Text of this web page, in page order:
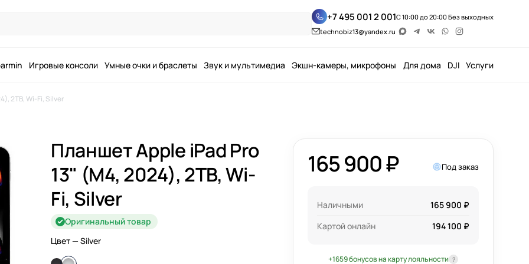
+7 495 001 2 001С 10:00 до 20:00 Без выходных
technobiz13@yandex.ru
Игровые консоли Умные очки и браслеты Звук и мультимедиа Экшн-камеры, микрофоны Для дома DJI Услуги
2TB, Wi-Fi, Silver
Планшет Apple iPad Pro
13" (M4, 2024), 2TB, Wi-
Fi, Silver
Оригинальный товар
Цвет— Silver
165 900 ₽ Под заказ
Наличными
165 900 ₽
Картой онлайн
194 100 ₽
+1659 бонусов на карту лояльности ?